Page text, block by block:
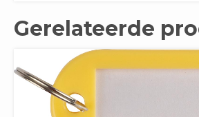
Gerelateerde